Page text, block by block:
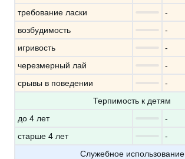
требование ласки
-
возбудимость
-
игривость
-
черезмерный лай
-
срывы в поведении
-
Терпимость к детям
до 4 лет
-
старше 4 лет
-
Служебное использование